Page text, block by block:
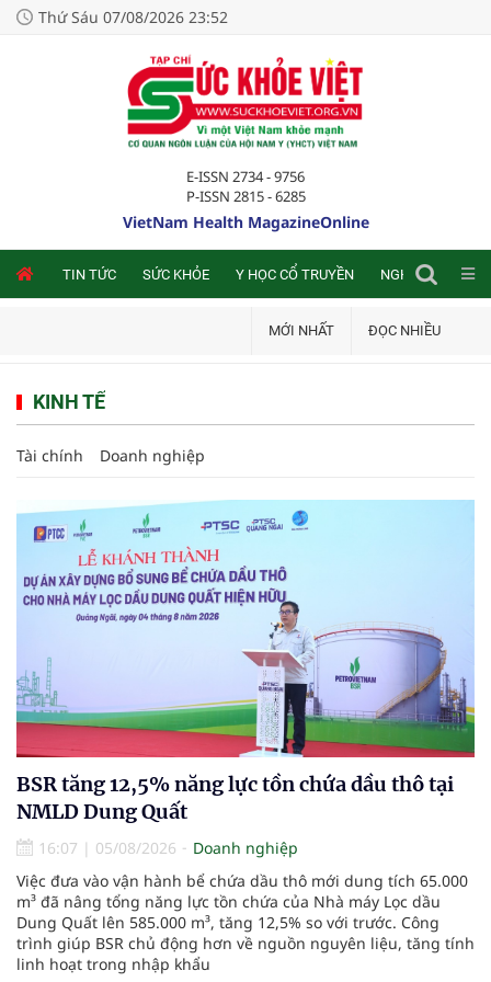
Thứ Sáu 07/08/2026 23:52
E-ISSN 2734 - 9756
P-ISSN 2815 - 6285
VietNam Health MagazineOnline
TIN TỨC SỨC KHỎE Y HỌC CỔ TRUYỀN NGHIÊN CỨU
MỚI NHẤT ĐỌC NHIỀU
KINH TẾ
Tài chính Doanh nghiệp
BSR tăng 12,5% năng lực tồn chứa dầu thô tại
NMLD Dung Quất
16:07 | 05/08/2026
Doanh nghiệp
Việc đưa vào vận hành bể chứa dầu thô mới dung tích 65.000
m³ đã nâng tổng năng lực tồn chứa của Nhà máy Lọc dầu
Dung Quất lên 585.000 m³, tăng 12,5% so với trước. Công
trình giúp BSR chủ động hơn về nguồn nguyên liệu, tăng tính
linh hoạt trong nhập khẩu